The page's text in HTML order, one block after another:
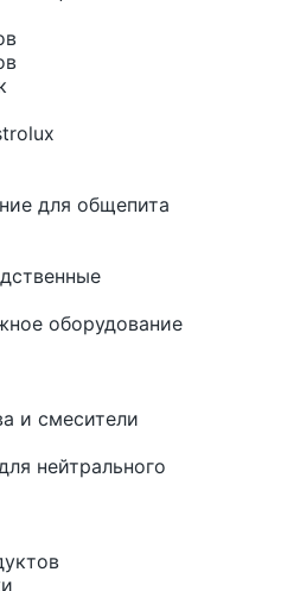
для общепита
оборудование
и смесители
нейтрального